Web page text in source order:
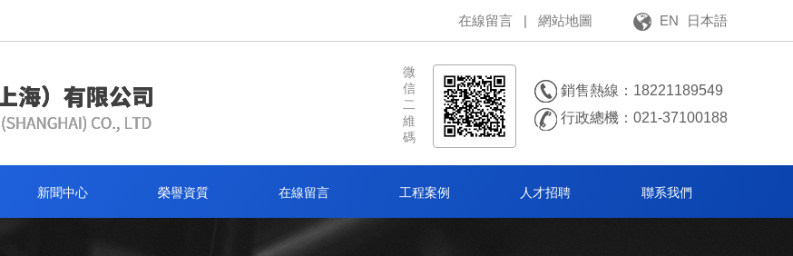
EN 日本語
在線留言 | 網站地圖
銷售熱線：18221189549
行政總機：021-37100188
微
信
二
維
碼
新聞中心 榮譽資質 在線留言 工程案例 人才招聘 聯系我們